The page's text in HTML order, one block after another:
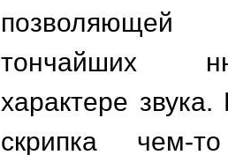
позволяющей
тончайших
характере
скрипка чем-